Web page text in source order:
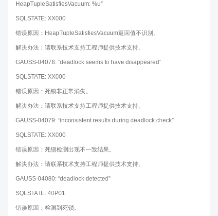
HeapTupleSatisfiesVacuum: %u”
SQLSTATE: XX000
错误原因：HeapTupleSatisfiesVacuum返回值不识别。
解决办法：请联系技术支持工程师提供技术支持。
GAUSS-04078: “deadlock seems to have disappeared”
SQLSTATE: XX000
错误原因：死锁非正常消失。
解决办法：请联系技术支持工程师提供技术支持。
GAUSS-04079: “inconsistent results during deadlock check”
SQLSTATE: XX000
错误原因：死锁检测出现不一致结果。
解决办法：请联系技术支持工程师提供技术支持。
GAUSS-04080: “deadlock detected”
SQLSTATE: 40P01
错误原因：检测到死锁。